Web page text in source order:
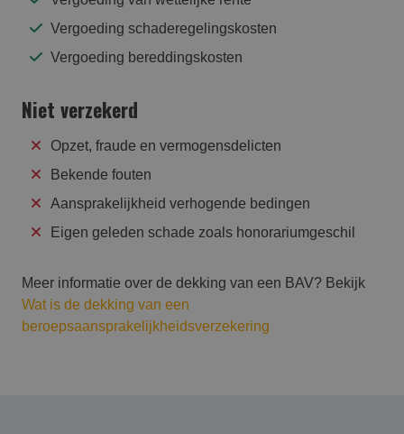
Vergoeding schaderegelingskosten
Vergoeding bereddingskosten
Niet verzekerd
Opzet, fraude en vermogensdelicten
Bekende fouten
Aansprakelijkheid verhogende bedingen
Eigen geleden schade zoals honorariumgeschil
Meer informatie over de dekking van een BAV? Bekijk
Wat is de dekking van een
beroepsaansprakelijkheidsverzekering